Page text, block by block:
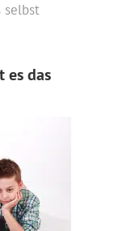
selbst
es das